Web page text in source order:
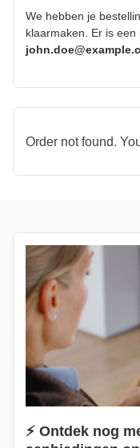
We hebben je
klaarmaken. Er is
Order not found.
⚡ Ontdek nog